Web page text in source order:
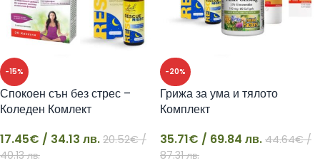
-15%
17
Спокоен сън без стрес –
Коледен Комлект
17.45€ / 34.13 лв. 20.52€/
40.13 лв.
-20%
35
Грижа за ума и тялото
Комплект
35.71€ / 69.84 лв. 44.64€/
87.31 лв.